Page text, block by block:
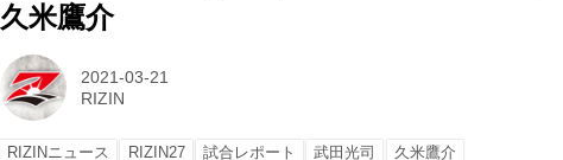
久米鷹介
2021-03-21
RIZIN
RIZINニュース RIZIN27 試合レポート 武田光司 久米鷹介